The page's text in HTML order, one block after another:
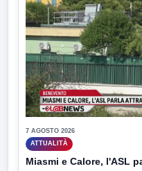
7 AGOSTO 2026
ATTUALITÀ
Miasmi e Calore, l'ASL